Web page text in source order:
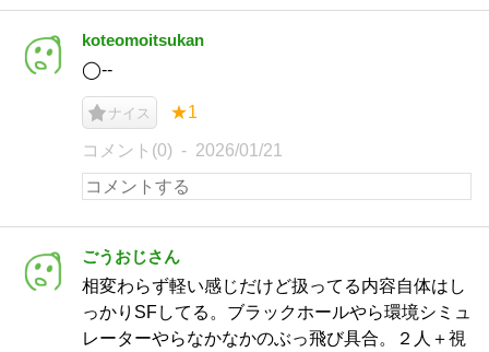
koteomoitsukan
◯--
ナイス ★1
コメント(0) 2026/01/21
ごうおじさん
相変わらず軽い感じだけど扱ってる内容自体はし
っかりSFしてる。ブラックホールやら環境シミュ
レーターやらなかなかのぶっ飛び具合。２人＋視